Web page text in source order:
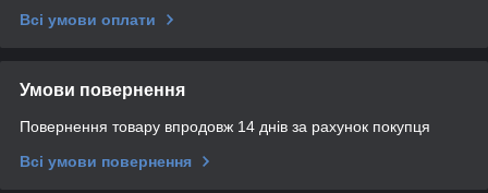
Всі умови оплати
Умови повернення
Повернення товару впродовж 14 днів за рахунок покупця
Всі умови повернення